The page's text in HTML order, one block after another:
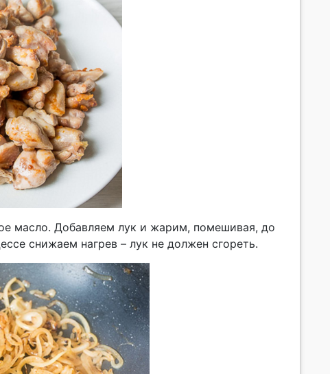
масло. Добавляем лук и жарим, помешивая, до
снижаем нагрев – лук не должен сгореть.